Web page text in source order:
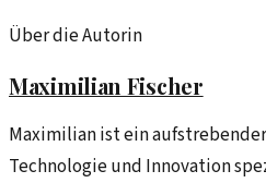
Über die Autorin
Maximilian Fischer
Maximilian ist ein
Technologie und Innovation